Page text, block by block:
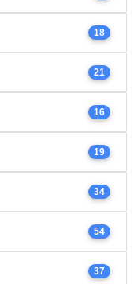
18
21
16
19
34
54
37